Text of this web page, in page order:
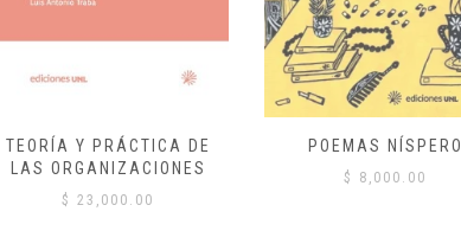
TEORÍA Y PRÁCTICA DE
LAS ORGANIZACIONES
$ 23,000.00
POEMAS NÍSPERO
$ 8,000.00